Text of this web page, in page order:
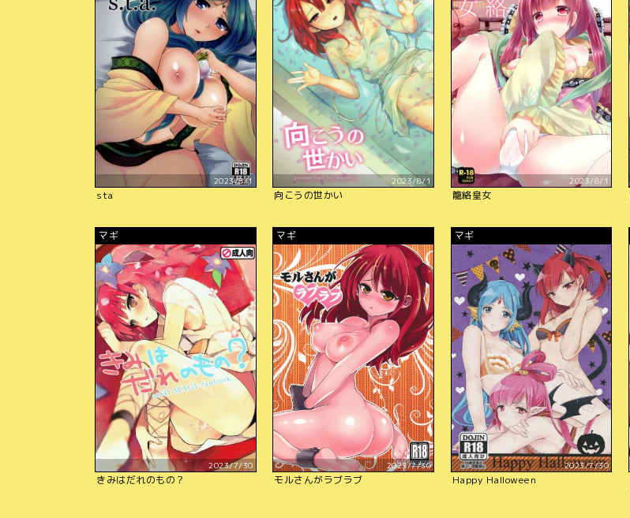
2023/8/1
sta
2023/8/1
向こうの世かい
2023/8/1
籠絡皇女
マギ
2023/7/30
きみはだれのもの？
マギ
2023/7/30
モルさんがラブラブ
マギ
2023/7/30
Happy Halloween